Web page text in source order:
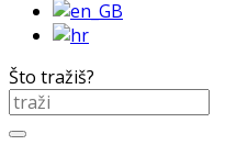
Što tražiš?